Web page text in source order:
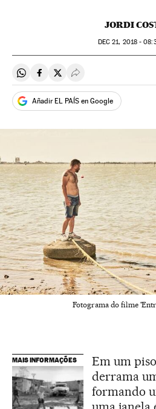
JORDI
DEC 21, 2018 -
Compartir en Whatsapp
Compartir en Facebook
Compartir en Twitter
Desplegar Redes
Añadir EL PAÍS en Google
Fotograma do filme
MAIS INFORMAÇÕES
Em um
derrama
formando